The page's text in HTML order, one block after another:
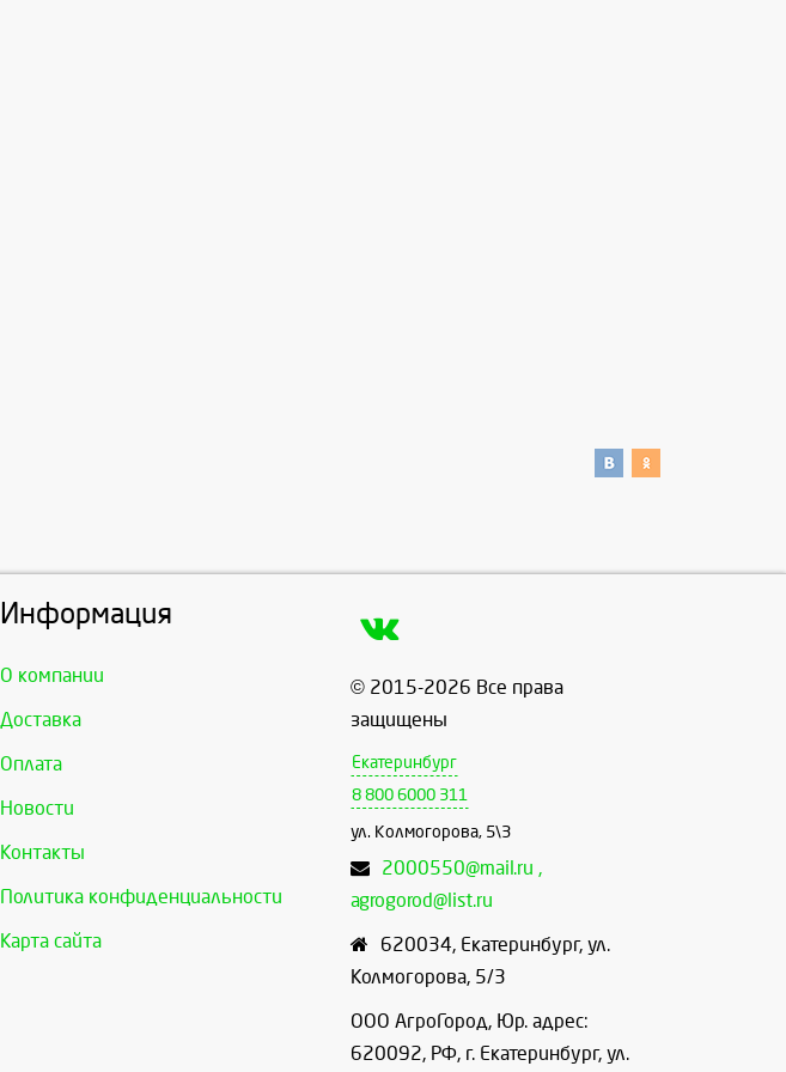
Информация
О компании
Доставка
Оплата
Новости
Контакты
Политика конфиденциальности
Карта сайта
© 2015-2026 Все права
защищены
Екатеринбург
8 800 6000 311
ул. Колмогорова, 5\3
2000550@mail.ru ,
agrogorod@list.ru
620034, Екатеринбург, ул.
Колмогорова, 5/3
ООО АгроГород, Юр. адрес:
620092, РФ, г. Екатеринбург, ул.